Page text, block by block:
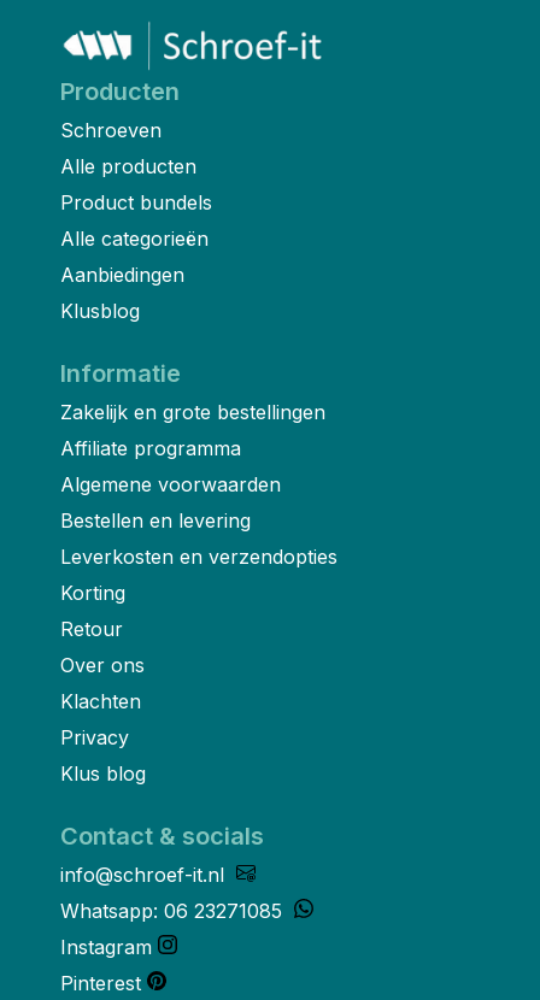
Producten
Schroeven
Alle producten
Product bundels
Alle categorieën
Aanbiedingen
Klusblog
Informatie
Zakelijk en grote bestellingen
Affiliate programma
Algemene voorwaarden
Bestellen en levering
Leverkosten en verzendopties
Korting
Retour
Over ons
Klachten
Privacy
Klus blog
Contact & socials
info@schroef-it.nl
Whatsapp: 06 23271085
Instagram
Pinterest